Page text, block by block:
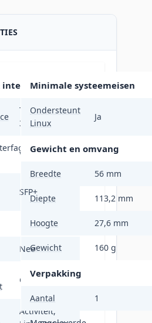
interfaces
Thunderbolt
3
Vrouw
SFP+
Nee
Goud, Grijs
Activiteit,
Minimale systeemeisen
Ondersteunt
Linux
Ja
Gewicht en omvang
Breedte 56 mm
Diepte 113,2 mm
Hoogte 27,6 mm
Gewicht 160 g
Verpakking
Aantal 1